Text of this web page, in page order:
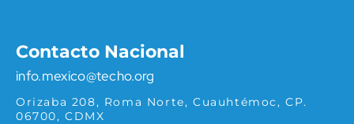
Contacto Nacional
info.mexico@techo.org
Orizaba 208, Roma Norte, Cuauhtémoc, CP.
06700, CDMX